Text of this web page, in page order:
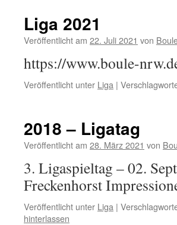
Liga 2021
Veröffentlicht am 22. Juli 2021 von
https://www.boule-
Veröffentlicht unter Liga |
2018 – Ligatag
Veröffentlicht am 28. März 2021 von
3. Ligaspieltag – 02.
Freckenhorst
Veröffentlicht unter Liga |
hinterlassen